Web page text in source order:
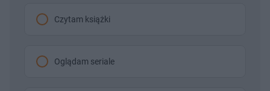
Czytam książki
Oglądam seriale